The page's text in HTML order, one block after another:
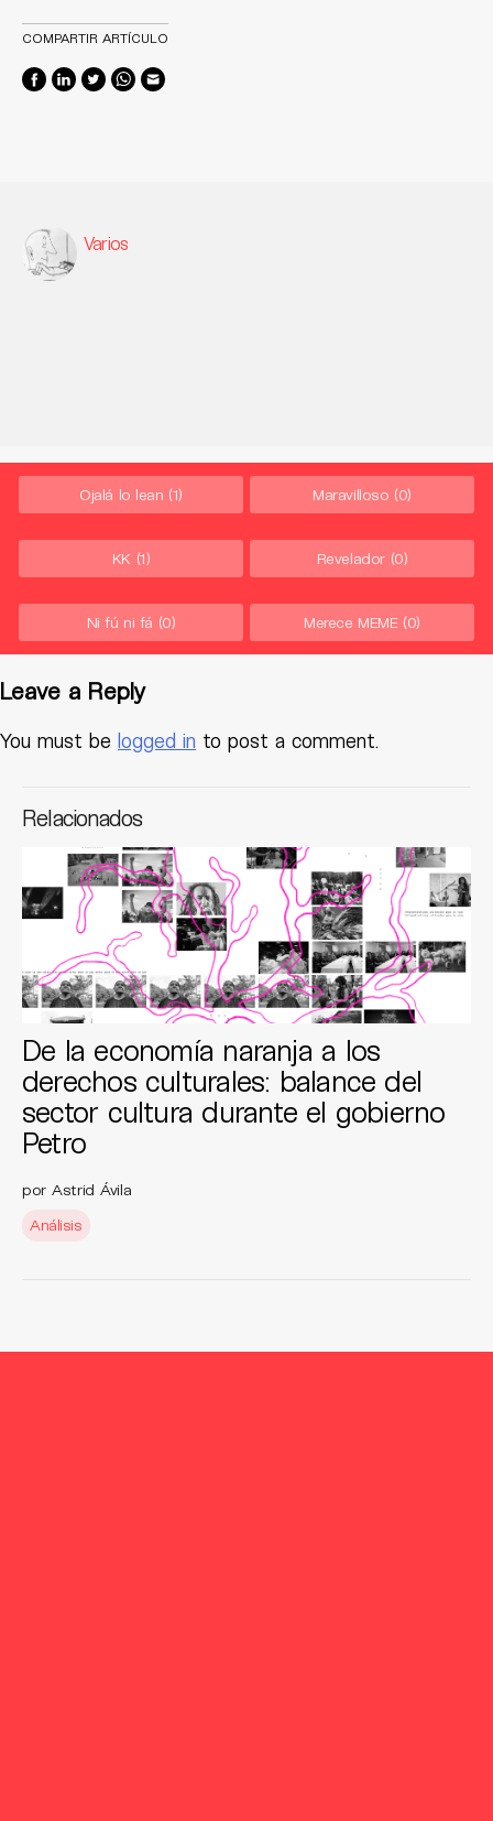
COMPARTIR ARTÍCULO
Varios
Ojalá lo lean (1) Maravilloso (0)
KK (1) Revelador (0)
Ni fú ni fá (0) Merece MEME (0)
Leave a Reply
You must be logged in to post a comment.
Relacionados
De la economía naranja a los
derechos culturales: balance del
sector cultura durante el gobierno
Petro
por Astrid Ávila
Análisis